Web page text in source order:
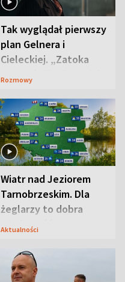
Tak wyglądał pierwszy
plan Gelnera i
Cieleckiej. „Zatoka
szpiegów” od razu ich
Rozmowy
Wiatr nad Jeziorem
Tarnobrzeskim. Dla
żeglarzy to dobra
wiadomość
Aktualności